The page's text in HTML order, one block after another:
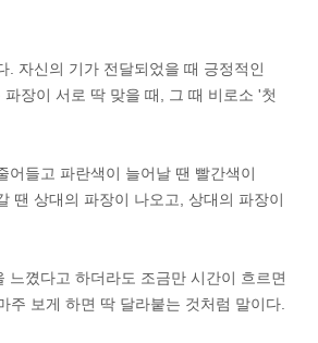
자신의 기가 전달되었을 때 긍정적인
장이 서로 딱 맞을 때, 그 때 비로소 '첫
들고 파란색이 늘어날 땐 빨간색이
땐 상대의 파장이 나오고, 상대의 파장이
꼈다고 하더라도 조금만 시간이 흐르면
보게 하면 딱 달라붙는 것처럼 말이다.